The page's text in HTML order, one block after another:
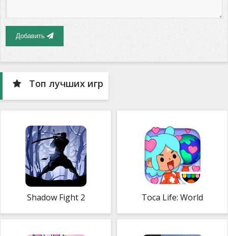
Добавить
Топ лучших игр
Shadow Fight 2 Toca Life: World